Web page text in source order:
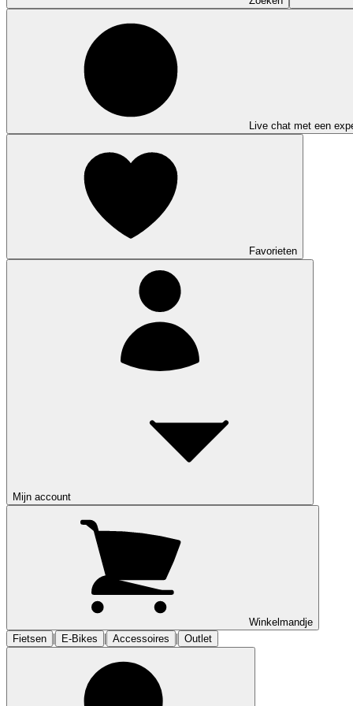
Live chat met een
Favorieten
Mijn account
Winkelmandje
Fietsen | E-Bikes | Accessoires | Outlet